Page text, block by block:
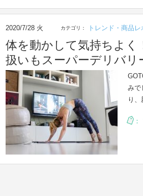
2020/7/28 火 カテゴリ： トレンド・商品レ
体を動かして気持ちよく
扱いもスーパーデリバリ
みで
り
：